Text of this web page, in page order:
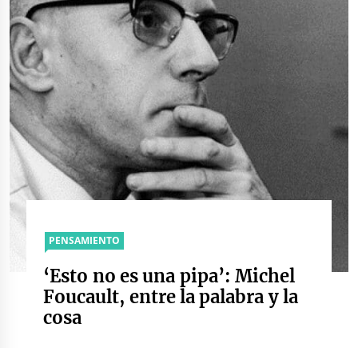
PENSAMIENTO
‘Esto no es una pipa’: Michel
Foucault, entre la palabra y la
cosa